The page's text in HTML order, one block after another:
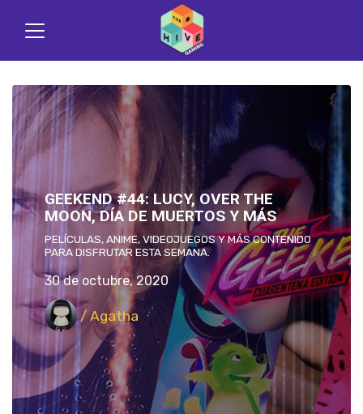
GEEKEND #44: LUCY, OVER THE
MOON, DÍA DE MUERTOS Y MÁS
PELÍCULAS, ANIME, VIDEOJUEGOS Y MÁS CONTENIDO
PARA DISFRUTAR ESTA SEMANA.
30 de octubre, 2020
/ Agatha